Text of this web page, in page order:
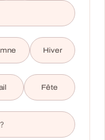
Hiver
Fête